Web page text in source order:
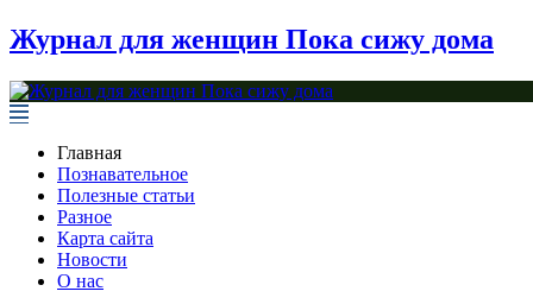
Журнал для женщин Пока сижу дома
Главная
Познавательное
Полезные статьи
Разное
Карта сайта
Новости
О нас